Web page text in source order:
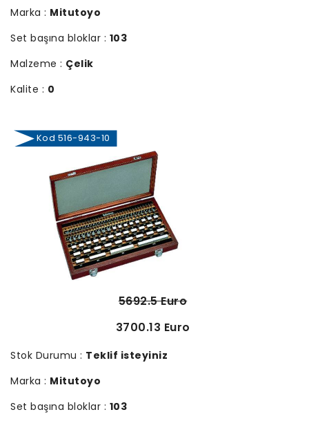
Marka : Mitutoyo
Set başına bloklar : 103
Malzeme : Çelik
Kalite : 0
Kod 516-943-10
5692.5 Euro
3700.13 Euro
Stok Durumu : Teklif isteyiniz
Marka : Mitutoyo
Set başına bloklar : 103